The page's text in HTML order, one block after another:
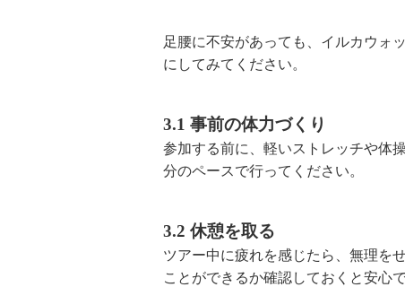
足腰に不安があっても、イルカウォ
にしてみてください。
3.1 事前の体力づくり
参加する前に、軽いストレッチや体
分のペースで行ってください。
3.2 休憩を取る
ツアー中に疲れを感じたら、無理を
ことができるか確認しておくと安心で